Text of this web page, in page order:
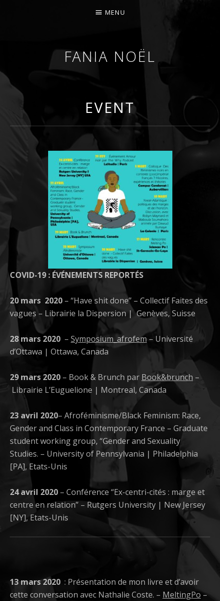
FANIA NOËL
AFROFEMINIST · THINKER · SCHOLAR
MENU
EVENT
COVID-19 : ÉVÉNEMENTS REPORTÉS
20 mars 2020 – “Have shit done” – Collectif Faites des
vagues – Librairie la Dispersion | Genèves, Suisse
28 mars 2020 – Symposium_afrofem – Université
d’Ottawa | Ottawa, Canada
29 mars 2020 – Book & Brunch par Book&brunch –
Librairie L’Euguelione | Montreal, Canada
23 avril 2020– Afroféminisme/Black Feminism: Race,
Gender and Class in Contemporary France – Graduate
student working group, “Gender and Sexuality
Studies. – University of Pennsylvania | Philadelphia
[PA], Etats-Unis
24 avril 2020 – Conférence “Ex-centri-cités : marge et
centre en relation” – Rutgers University | New Jersey
[NY], Etats-Unis
13 mars 2020 : Présentation de mon livre et d’avoir
cette conversation avec Nathalie Coste. – MeltingPo–